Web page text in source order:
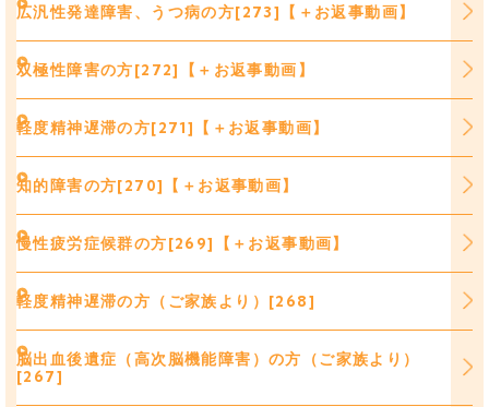
広汎性発達障害、うつ病の方[273]【＋お返事動画】
双極性障害の方[272]【＋お返事動画】
軽度精神遅滞の方[271]【＋お返事動画】
知的障害の方[270]【＋お返事動画】
慢性疲労症候群の方[269]【＋お返事動画】
軽度精神遅滞の方（ご家族より）[268]
脳出血後遺症（高次脳機能障害）の方（ご家族より）
[267]